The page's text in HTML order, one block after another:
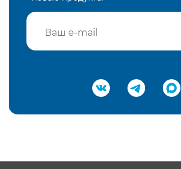
Подтвердить e-mail